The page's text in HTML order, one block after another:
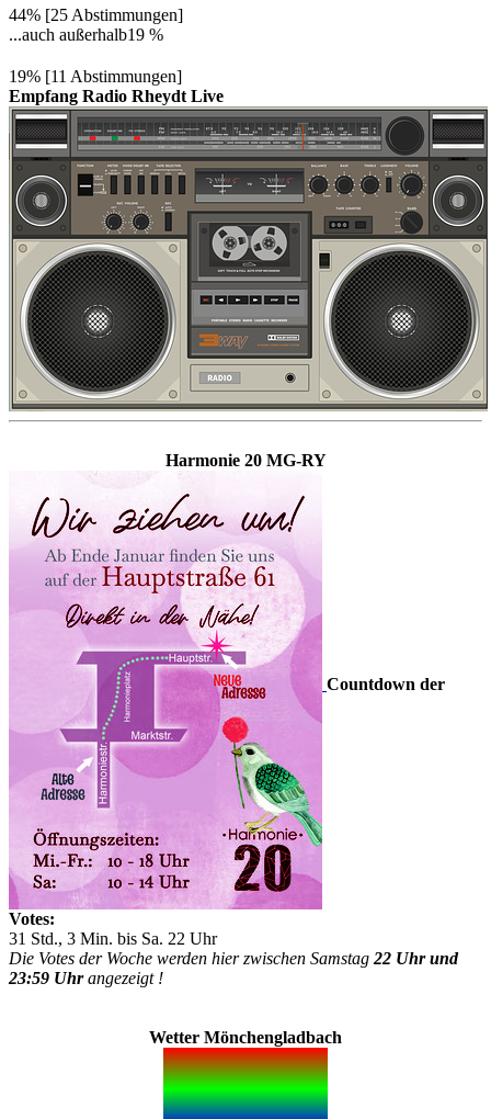
44% [25 Abstimmungen]
...auch außerhalb19 %
19% [11 Abstimmungen]
Empfang Radio Rheydt Live
Harmonie 20 MG-RY
Countdown der
Votes:
31 Std., 3 Min. bis Sa. 22 Uhr
Die Votes der Woche werden hier zwischen Samstag 22 Uhr und
23:59 Uhrangezeigt !
Wetter Mönchengladbach